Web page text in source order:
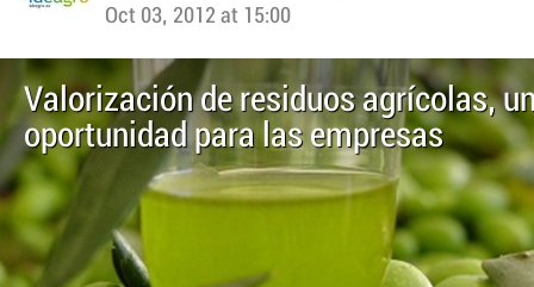
Oct 03, 2012 at 15:00
Valorización de residuos agrícolas,
oportunidad para las empresas